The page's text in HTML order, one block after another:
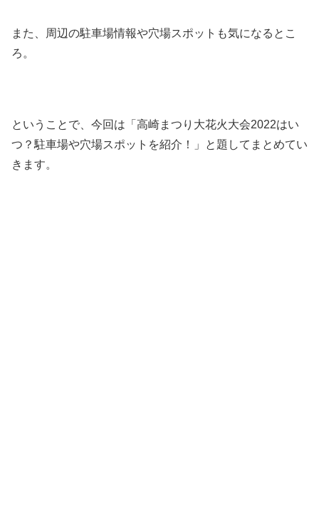
また、周辺の駐車場情報や穴場スポットも気になるとこ
ろ。
ということで、今回は「高崎まつり大花火大会2022はい
つ？駐車場や穴場スポットを紹介！」と題してまとめてい
きます。